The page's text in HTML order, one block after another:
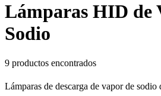
Lámparas HID de
Sodio
9 productos encontrados
Lámparas de descarga de vapor de sodio